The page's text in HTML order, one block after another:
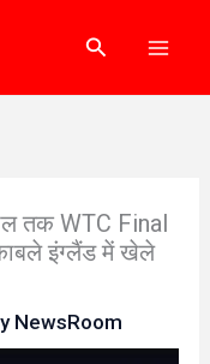
Search
तक WTC Final
इंग्लैंड में खेले
NewsRoom